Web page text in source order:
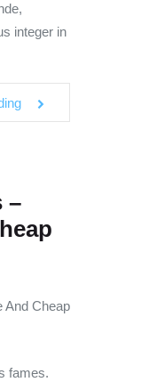
integer in
–
fames.